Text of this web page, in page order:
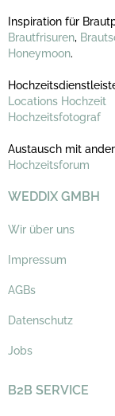
Inspiration für
Brautfrisuren,
Honeymoon.
Locations Hochzeit
Hochzeitsfotograf
Austausch mit
Hochzeitsforum
WEDDIX GMBH
Wir über uns
Impressum
AGBs
Datenschutz
Jobs
B2B SERVICE